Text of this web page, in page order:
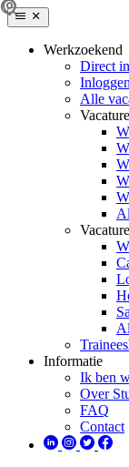
Werkzoekend
Direct
Inloggen
Alle
Informatie
Ik ben
Over
FAQ
Contact